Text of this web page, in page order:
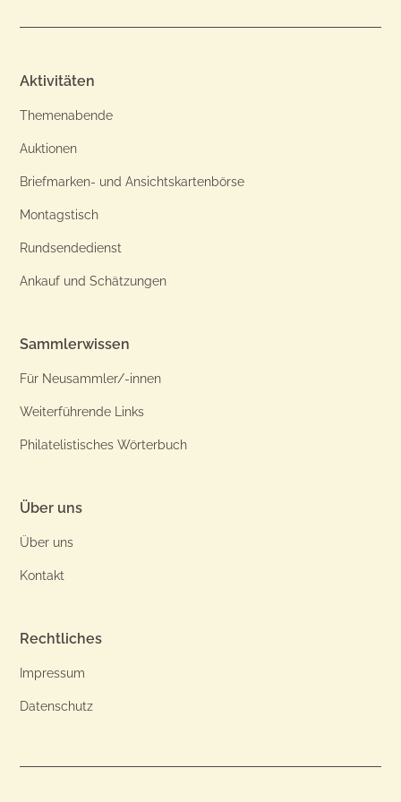
Aktivitäten
Themenabende
Auktionen
Briefmarken- und Ansichtskartenbörse
Montagstisch
Rundsendedienst
Ankauf und Schätzungen
Sammlerwissen
Für Neusammler/-innen
Weiterführende Links
Philatelistisches Wörterbuch
Über uns
Über uns
Kontakt
Rechtliches
Impressum
Datenschutz